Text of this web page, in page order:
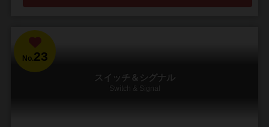
No.23
スイッチ＆シグナル
Switch & Signal